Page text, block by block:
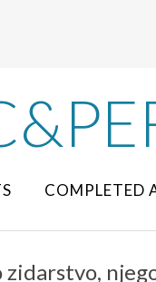
COMPLETED